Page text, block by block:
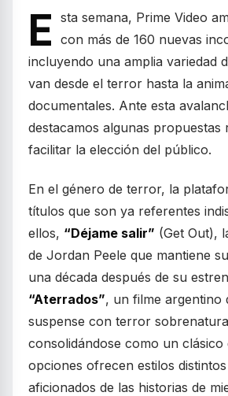
E sta semana, Prime Video
con más de 160 nuevas
incluyendo una amplia variedad
van desde el terror hasta la
documentales. Ante esta
destacamos algunas propuestas
facilitar la elección del público.
En el género de terror, la
títulos que son ya referentes
ellos, “Déjame salir” (Get Out),
de Jordan Peele que mantiene
una década después de su
“Aterrados”, un filme argentino
suspense con terror
consolidándose como un clásico
opciones ofrecen estilos
aficionados de las historias de